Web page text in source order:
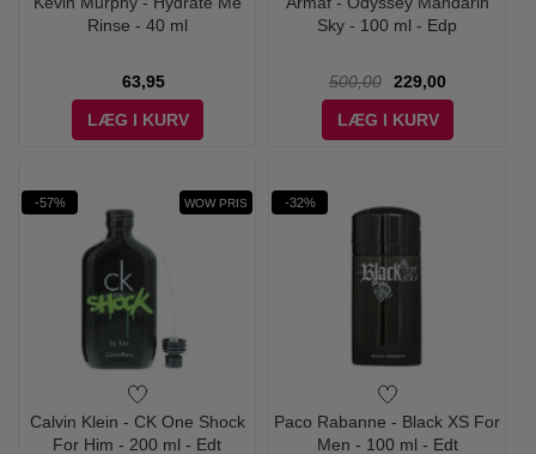
Rinse - 40 ml
63,95
LÆG I KURV
Sky - 100 ml - Edp
500,00
229,00
LÆG I KURV
-57% WOW PRIS
Calvin Klein - CK One Shock
For Him - 200 ml - Edt
-32%
Paco Rabanne - Black XS For
Men - 100 ml - Edt